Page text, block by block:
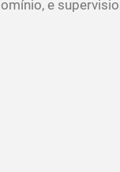
e